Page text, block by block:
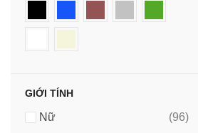
GIỚI TÍNH
Nữ 96sản